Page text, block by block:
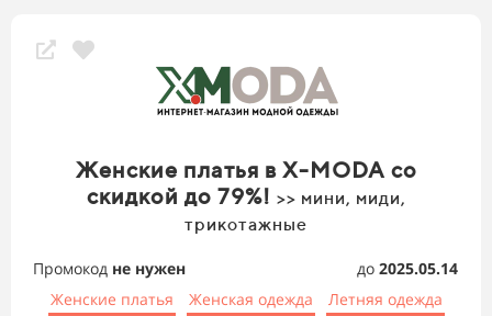
Женские платья в X-MODA со
скидкой до 79%! >> мини, миди,
трикотажные
Промокод не нужен до 2025.05.14
Женские платья
Женская одежда Летняя одежда